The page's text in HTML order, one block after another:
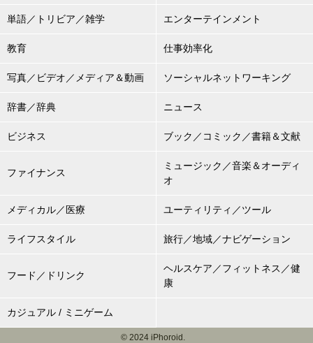
単語／トリビア／雑学 エンターテインメント
教育 仕事効率化
写真／ビデオ／メディア＆動画 ソーシャルネットワーキング
辞書／辞典 ニュース
ビジネス ブック／コミック／書籍＆文献
ファイナンス
ミュージック／音楽＆オーディ
オ
メディカル／医療 ユーティリティ／ツール
ライフスタイル 旅行／地域／ナビゲーション
フード／ドリンク
ヘルスケア／フィットネス／健
康
カジュアル / ミニゲーム
© 2024 iPhoroid.